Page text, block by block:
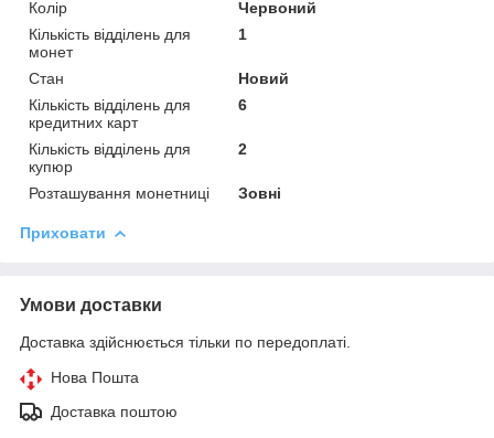
Колір
Червоний
Кількість відділень для
монет
1
Стан
Новий
Кількість відділень для
кредитних карт
6
Кількість відділень для
купюр
2
Розташування монетниці Зовні
Приховати
Умови доставки
Доставка здійснюється тільки по передоплаті.
Нова Пошта
Доставка поштою